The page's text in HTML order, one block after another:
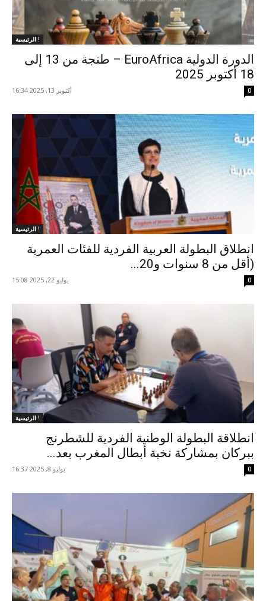
الرئيسية !
الدورة الدولية EuroAfrica – طنجة من 13 إلى
18 أكتوبر 2025
أكتوبر 13, 2025 16:34 0
الرئيسية !
انطلاق البطولة العربية الفردية للفئات العمرية
(أقل من 8 سنوات و20...
يوليو 22, 2025 15:08 0
الرئيسية !
انطلاقة البطولة الوطنية الفردية للشطرنج
ببركان بمشاركة نخبة أبطال المغرب بعد...
يوليو 8, 2025 16:37 0